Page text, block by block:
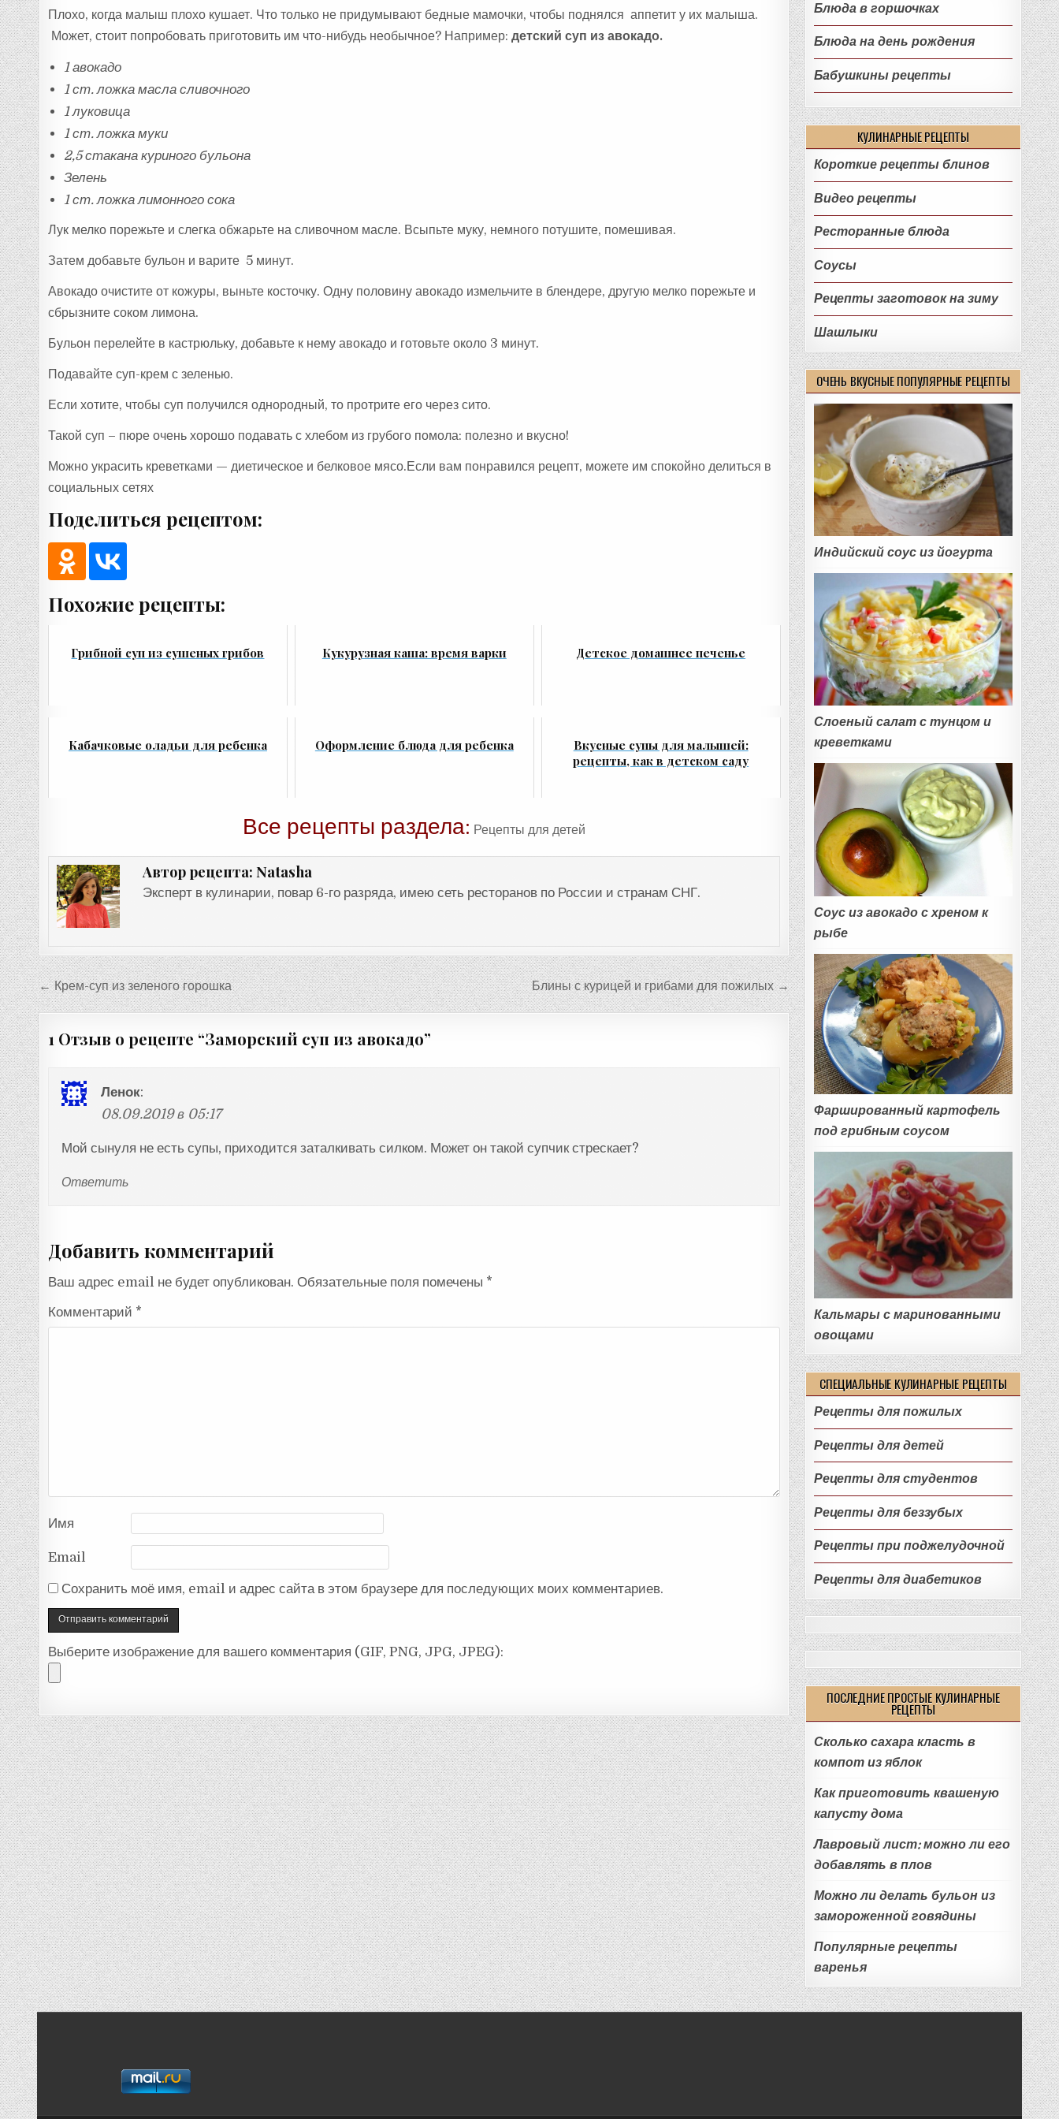
Плохо, когда малыш плохо кушает. Что только не придумывают бедные мамочки, чтобы поднялся аппетит у их малыша.
Может, стоит попробовать приготовить им что-нибудь необычное? Например:детский суп из авокадо.
1 авокадо
1 ст. ложка масла сливочного
1 луковица
1 ст. ложка муки
2,5 стакана куриного бульона
Зелень
1 ст. ложка лимонного сока
Лук мелко порежьте и слегка обжарьте на сливочном масле. Всыпьте муку, немного потушите, помешивая.
Затем добавьте бульон и варите 5 минут.
Авокадо очистите от кожуры, выньте косточку. Одну половину авокадо измельчите в блендере, другую мелко порежьте и
сбрызните соком лимона.
Бульон перелейте в кастрюльку, добавьте к нему авокадо и готовьте около 3 минут.
Подавайте суп-крем с зеленью.
Если хотите, чтобы суп получился однородный, то протрите его через сито.
Такой суп – пюре очень хорошо подавать с хлебом из грубого помола: полезно и вкусно!
Можно украсить креветками — диетическое и белковое мясо.Если вам понравился рецепт, можете им спокойно делиться в
социальных сетях
Поделиться рецептом:
Похожие рецепты:
Грибной суп из сушеных грибов Кукурузная каша: время варки Детское домашнее печенье
Кабачковые оладьи для ребенка Оформление блюда для ребенка
Вкусные супы для малышей:
рецепты, как в детском саду
Все рецепты раздела: Рецепты для детей
Автор рецепта: Natasha
Эксперт в кулинарии, повар 6-го разряда, имею сеть ресторанов по России и странам СНГ.
Навигация
по
записям
← Крем-суп из зеленого горошка Блины с курицей и грибами для пожилых →
1 Отзыв о рецепте “Заморский суп из авокадо”
Ленок:
08.09.2019 в 05:17
Мой сынуля не есть супы, приходится заталкивать силком. Может он такой супчик стрескает?
Ответить
Добавить комментарий
Ваш адрес email не будет опубликован. Обязательные поля помечены *
Комментарий *
Имя
Email
Сохранить моё имя, email и адрес сайта в этом браузере для последующих моих комментариев.
Выберите изображение для вашего комментария (GIF, PNG, JPG, JPEG):
Блюда в горшочках
Блюда на день рождения
Бабушкины рецепты
КУЛИНАРНЫЕ РЕЦЕПТЫ
Короткие рецепты блинов
Видео рецепты
Ресторанные блюда
Соусы
Рецепты заготовок на зиму
Шашлыки
ОЧЕНЬ ВКУСНЫЕ ПОПУЛЯРНЫЕ РЕЦЕПТЫ
Индийский соус из йогурта
Слоеный салат с тунцом и
креветками
Соус из авокадо с хреном к
рыбе
Фаршированный картофель
под грибным соусом
Кальмары с маринованными
овощами
СПЕЦИАЛЬНЫЕ КУЛИНАРНЫЕ РЕЦЕПТЫ
Рецепты для пожилых
Рецепты для детей
Рецепты для студентов
Рецепты для беззубых
Рецепты при поджелудочной
Рецепты для диабетиков
ПОСЛЕДНИЕ ПРОСТЫЕ КУЛИНАРНЫЕ
РЕЦЕПТЫ
Сколько сахара класть в
компот из яблок
Как приготовить квашеную
капусту дома
Лавровый лист: можно ли его
добавлять в плов
Можно ли делать бульон из
замороженной говядины
Популярные рецепты
варенья